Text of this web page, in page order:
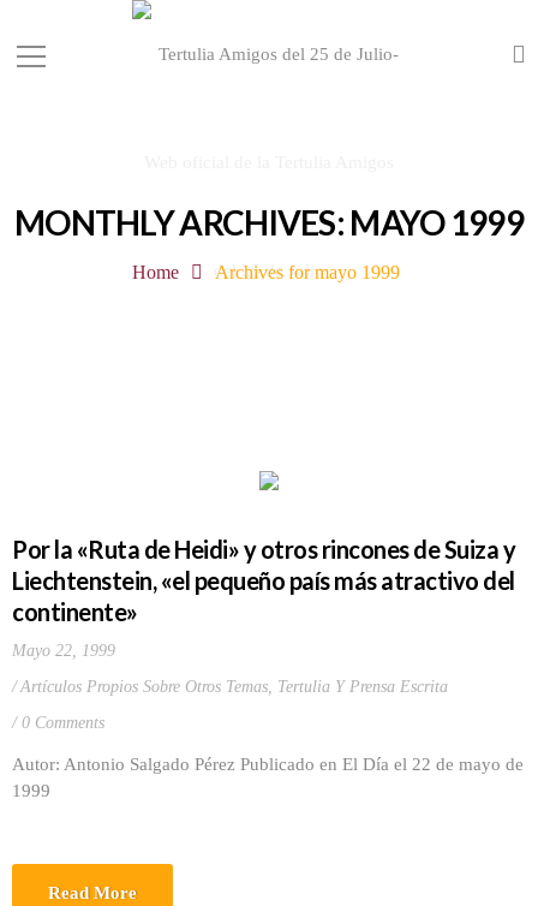
MONTHLY ARCHIVES: MAYO 1999
Home Archives for mayo 1999
Por la «Ruta de Heidi» y otros rincones de Suiza y
Liechtenstein, «el pequeño país más atractivo del
continente»
Mayo 22, 1999
Artículos Propios Sobre Otros Temas, Tertulia Y Prensa Escrita
0 Comments
Autor: Antonio Salgado Pérez Publicado en El Día el 22 de mayo de
1999
Read More